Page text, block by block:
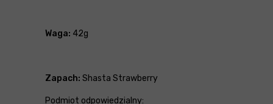
Waga: 42g
Zapach: Shasta Strawberry
Podmiot odpowiedzialny: